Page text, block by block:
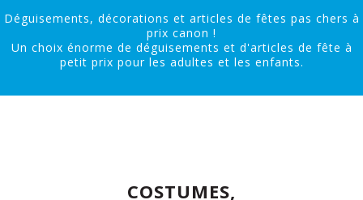
Déguisements, décorations et articles de fêtes pas chers à
prix canon !
Un choix énorme de déguisements et d'articles de fête à
petit prix pour les adultes et les enfants.
COSTUMES,